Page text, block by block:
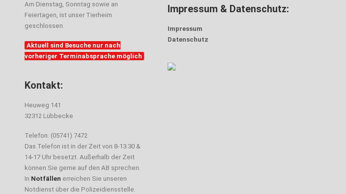
Am Dienstag, Sonntag sowie an
Feiertagen, ist unser Tierheim
geschlossen.
Aktuell sind Besuche nur nach
vorheriger Terminabsprache möglich
Kontakt:
Heuweg 141
32312 Lübbecke
Telefon: (05741) 7472
Das Telefon ist in der Zeit von 8-13.30 &
14-17 Uhr besetzt. Außerhalb der Zeit
können Sie gerne auf den AB sprechen.
In Notfällen erreichen Sie unseren
Notdienst über die Polizeidiensstelle.
Impressum & Datenschutz:
Impressum
Datenschutz